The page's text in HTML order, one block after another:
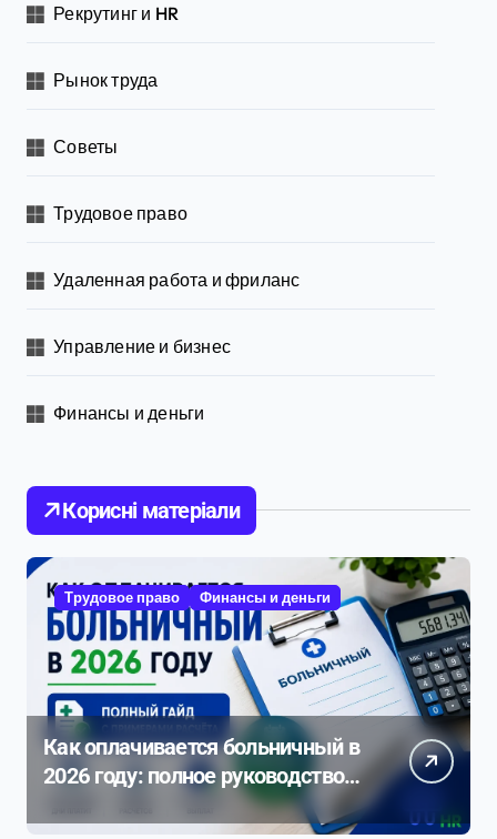
Рекрутинг и HR
Рынок труда
Советы
Трудовое право
Удаленная работа и фриланс
Управление и бизнес
Финансы и деньги
Корисні матеріали
Трудовое право Финансы и деньги
Как оплачивается больничный в
2026 году: полное руководство с